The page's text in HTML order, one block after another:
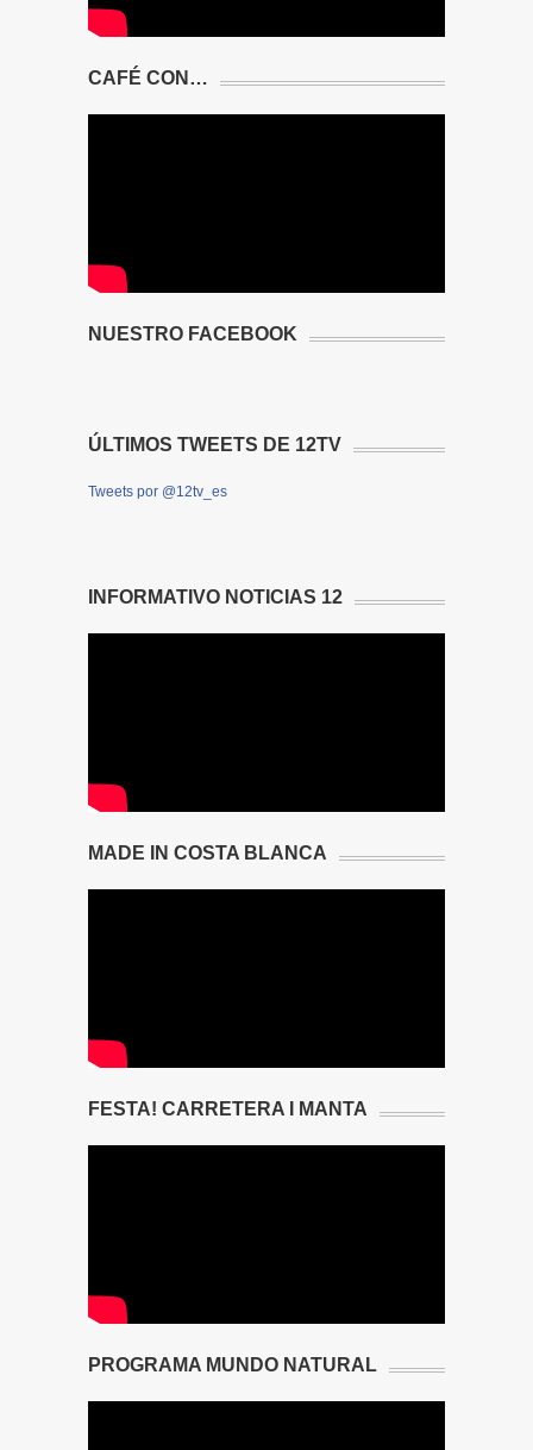
CAFÉ CON…
NUESTRO FACEBOOK
ÚLTIMOS TWEETS DE 12TV
Tweets por @12tv_es
INFORMATIVO NOTICIAS 12
MADE IN COSTA BLANCA
FESTA! CARRETERA I MANTA
PROGRAMA MUNDO NATURAL